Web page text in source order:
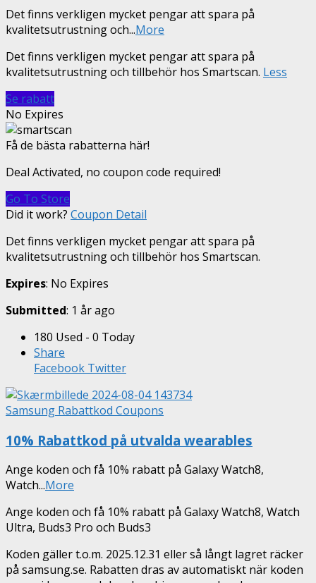
Det finns verkligen mycket pengar att spara på
kvalitetsutrustning och...More
Det finns verkligen mycket pengar att spara på
kvalitetsutrustning och tillbehör hos Smartscan. Less
Se rabatt
No Expires
Få de bästa rabatterna här!
Deal Activated, no coupon code required!
Go To Store
Did it work? Coupon Detail
Det finns verkligen mycket pengar att spara på
kvalitetsutrustning och tillbehör hos Smartscan.
Expires: No Expires
Submitted: 1 år ago
180 Used - 0 Today
Share
Facebook Twitter
Samsung Rabattkod Coupons
10% Rabattkod på utvalda wearables
Ange koden och få 10% rabatt på Galaxy Watch8,
Watch...More
Ange koden och få 10% rabatt på Galaxy Watch8, Watch
Ultra, Buds3 Pro och Buds3
Koden gäller t.o.m. 2025.12.31 eller så långt lagret räcker
på samsung.se. Rabatten dras av automatiskt när koden